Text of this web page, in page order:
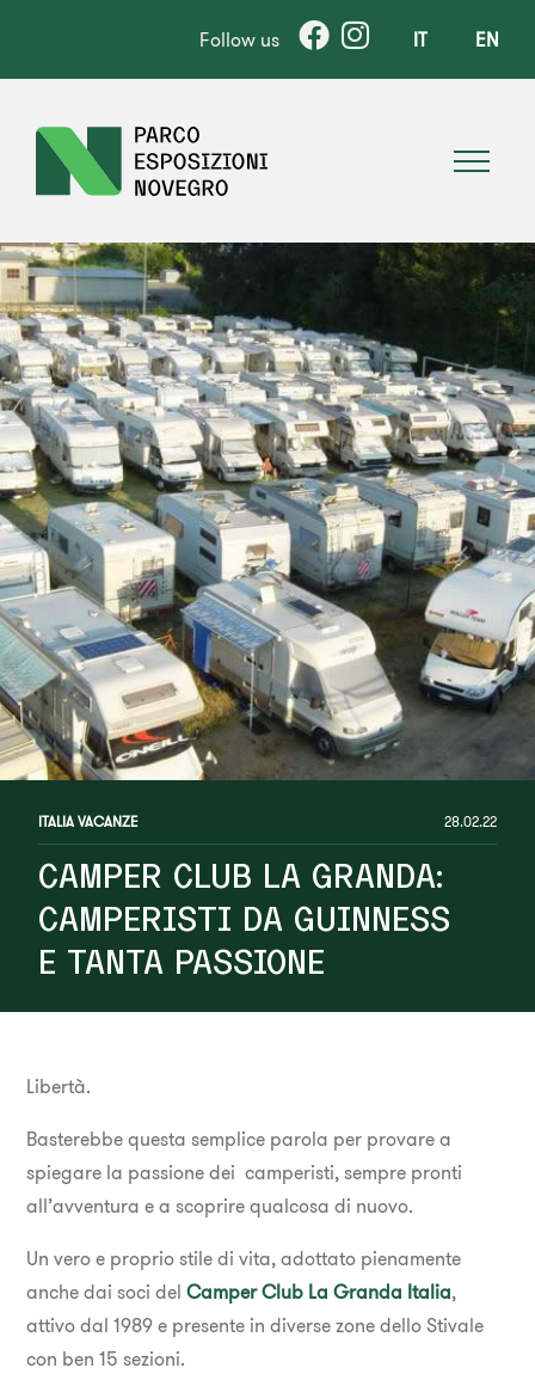
Follow us IT EN
ITALIA VACANZE 28.02.22
CAMPER CLUB LA GRANDA:
CAMPERISTI DA GUINNESS
E TANTA PASSIONE
Libertà.
Basterebbe questa semplice parola per provare a
spiegare la passione dei camperisti, sempre pronti
all’avventura e a scoprire qualcosa di nuovo.
Un vero e proprio stile di vita, adottato pienamente
anche dai soci delCamper Club La Granda Italia,
attivo dal 1989 e presente in diverse zone dello Stivale
con ben 15 sezioni.